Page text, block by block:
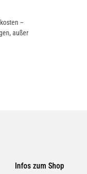
–
außer
Infos zum Shop